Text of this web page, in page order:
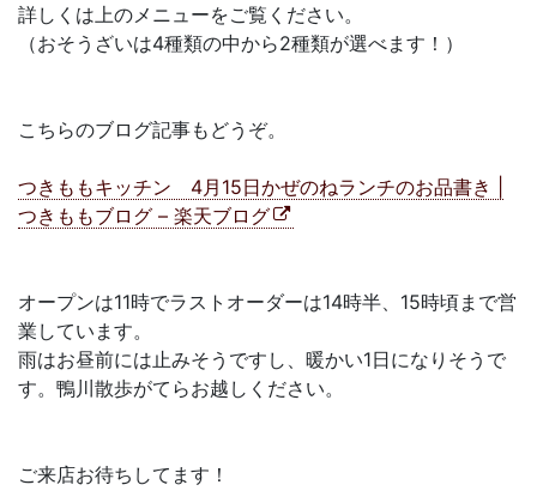
詳しくは上のメニューをご覧ください。
（おそうざいは4種類の中から2種類が選べます！）
こちらのブログ記事もどうぞ。
つきももキッチン 4月15日かぜのねランチのお品書き |
つきももブログ – 楽天ブログ
オープンは11時でラストオーダーは14時半、15時頃まで営
業しています。
雨はお昼前には止みそうですし、暖かい1日になりそうで
す。鴨川散歩がてらお越しください。
ご来店お待ちしてます！